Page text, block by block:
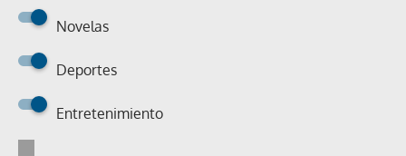
Novelas
Deportes
Entretenimiento